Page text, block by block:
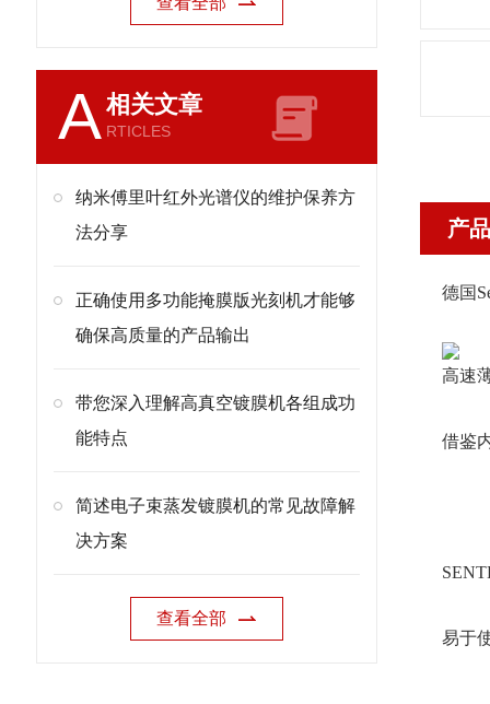
A相关文章
RTICLES
纳米傅里叶红外光谱仪的维护保养方
法分享
正确使用多功能掩膜版光刻机才能够
确保高质量的产品输出
带您深入理解高真空镀膜机各组成功
能特点
简述电子束蒸发镀膜机的常见故障解
决方案
查看全部
产
德国
高速
借鉴
易于